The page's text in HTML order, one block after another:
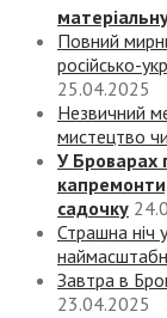
Повний
російсько-
25.04.2025
Незвичний
мистецтво
У Броварах
садочку
Страшна ніч
Завтра в
23.04.2025